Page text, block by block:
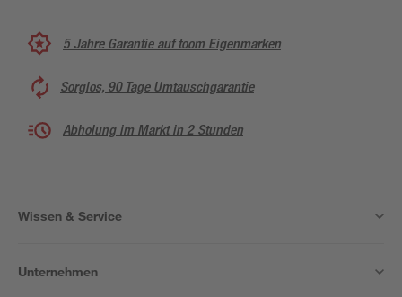
5 Jahre Garantie auf toom Eigenmarken
Sorglos, 90 Tage Umtauschgarantie
Abholung im Markt in 2 Stunden
Wissen & Service
Unternehmen